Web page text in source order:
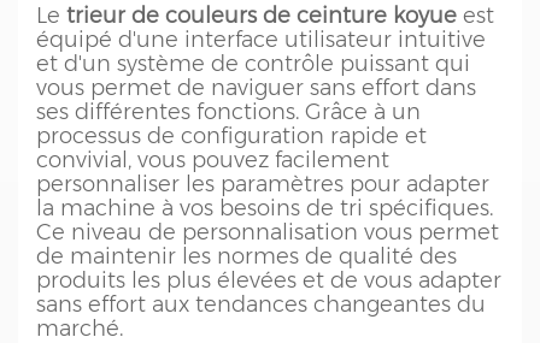
Le trieur de couleurs de ceinture koyue est
équipé d'une interface utilisateur intuitive
et d'un système de contrôle puissant qui
vous permet de naviguer sans effort dans
ses différentes fonctions. Grâce à un
processus de configuration rapide et
convivial, vous pouvez facilement
personnaliser les paramètres pour adapter
la machine à vos besoins de tri spécifiques.
Ce niveau de personnalisation vous permet
de maintenir les normes de qualité des
produits les plus élevées et de vous adapter
sans effort aux tendances changeantes du
marché.